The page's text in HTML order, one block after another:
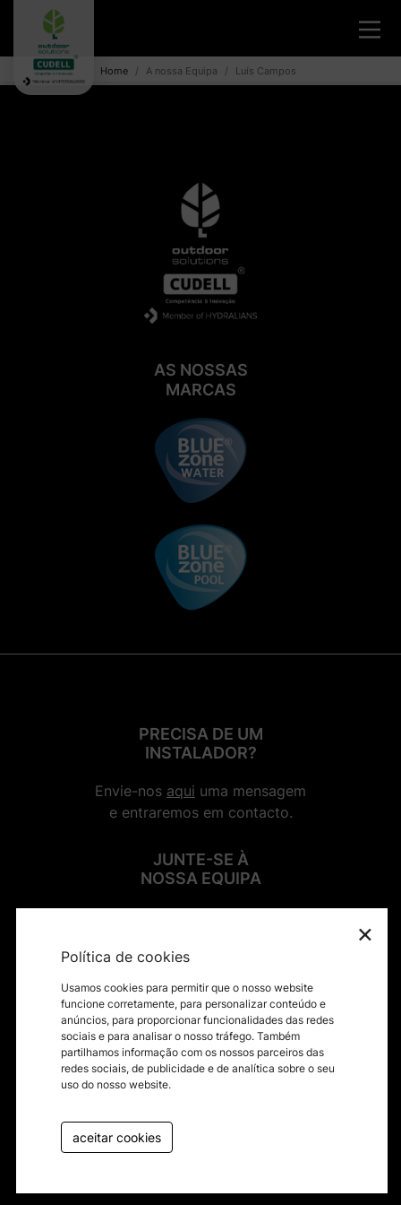
Home A nossa Equipa Luís Campos
AS NOSSAS
MARCAS
PRECISA DE UM
INSTALADOR?
Envie-nos aqui uma mensagem
e entraremos em contacto.
JUNTE-SE À
NOSSA EQUIPA
Contactos
Termos e condições
Política de privacidade
Livro de reclamações
×
Política de cookies
Usamos cookies para permitir que o nosso website
funcione corretamente, para personalizar conteúdo e
anúncios, para proporcionar funcionalidades das redes
sociais e para analisar o nosso tráfego. Também
partilhamos informação com os nossos parceiros das
redes sociais, de publicidade e de analítica sobre o seu
uso do nosso website.
aceitar cookies